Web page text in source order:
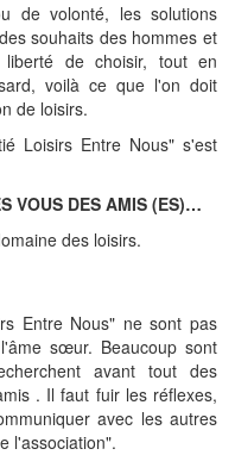
de volonté, les solutions
souhaits des hommes et
de choisir, tout en
voilà ce que l'on doit
de loisirs.
Loisirs Entre Nous" s'est
VOUS DES AMIS (ES)…
des loisirs.
Entre Nous" ne sont pas
sœur. Beaucoup sont
avant tout des
. Il faut fuir les réflexes,
avec les autres
l'association".